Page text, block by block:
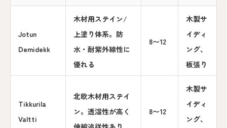
Jotun
Demidekk
木材用ステイン/
上塗り体系。防
水・耐紫外線性に
優れる
8〜12
木製サ
イディ
ング、
板張り
Tikkurila
Valtti
北欧木材用ステイ
ン。透湿性が高く
8〜12
木製サ
イディ
ング、